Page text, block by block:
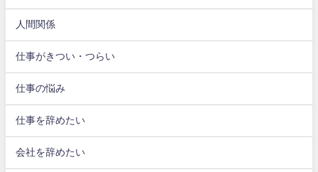
人間関係
仕事がきつい・つらい
仕事の悩み
仕事を辞めたい
会社を辞めたい